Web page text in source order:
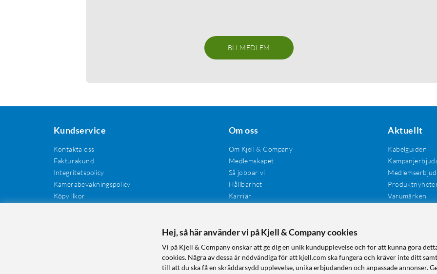
BLI MEDLEM
Kundservice
Kontakta oss
Fakturakund
Integritetspolicy
Kamerabevakningspolicy
Köpvillkor
Om oss
Om Kjell & Company
Medlemskapet
Så jobbar vi
Hållbarhet
Karriär
Tillgänglighet
Aktuellt
Kabelguiden
Varumärken
Hej, så här använder vi på Kjell & Company cookies
Vi på Kjell & Company önskar att ge dig en unik kundupplevelse och för att kunna göra
cookies. Några av dessa är nödvändiga för att kjell.com ska fungera och kräver inte ditt
till att du ska få en skräddarsydd upplevelse, unika erbjudanden och anpassade annonser.